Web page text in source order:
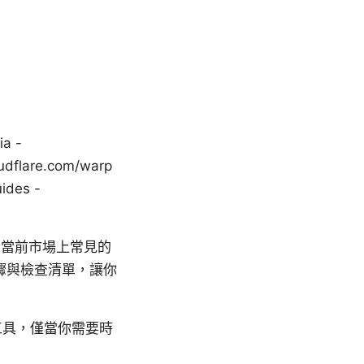
-
warp
-
前市場上常見的
與檢查清單，讓你
，僅當你需要時